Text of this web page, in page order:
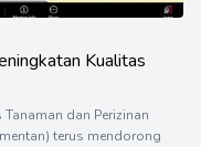
Kualitas
dan Perizinan
terus mendorong